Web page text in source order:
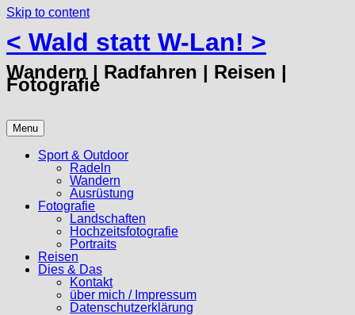
Skip to content
< Wald statt W-Lan! >
Wandern | Radfahren | Reisen |
Fotografie
Menu
Sport & Outdoor
Radeln
Wandern
Ausrüstung
Fotografie
Landschaften
Hochzeitsfotografie
Portraits
Reisen
Dies & Das
Kontakt
über mich / Impressum
Datenschutzerklärung